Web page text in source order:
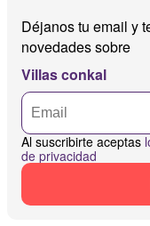
Déjanos tu email y
novedades sobre
Villas conkal
Al suscribirte aceptas
de privacidad